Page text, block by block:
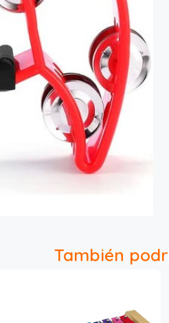
También